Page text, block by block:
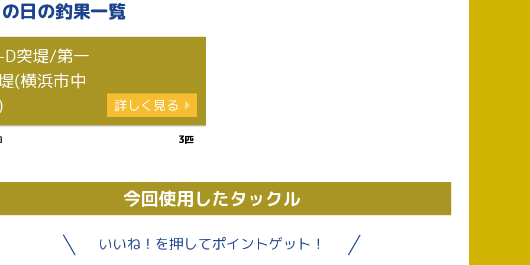
日の釣果一覧
突堤/第一
(横浜市中
詳しく見る
3匹
今回使用したタックル
いいね！を押してポイントゲット！